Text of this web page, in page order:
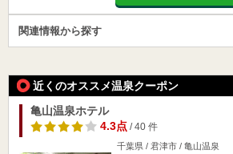
関連情報から探す
近くのオススメ温泉クーポン
亀山温泉ホテル
4.3点/ 40 件
千葉県 / 君津市 / 亀山温泉